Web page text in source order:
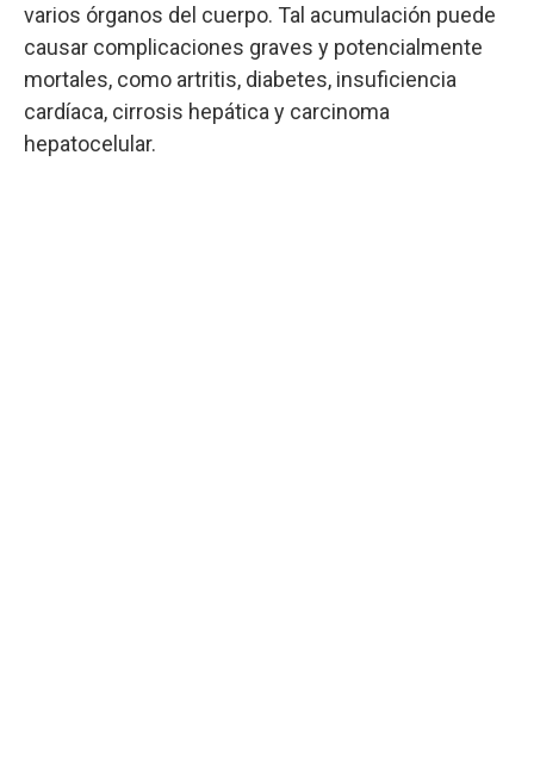
varios órganos del cuerpo. Tal acumulación puede
causar complicaciones graves y potencialmente
mortales, como artritis, diabetes, insuficiencia
cardíaca, cirrosis hepática y carcinoma
hepatocelular.